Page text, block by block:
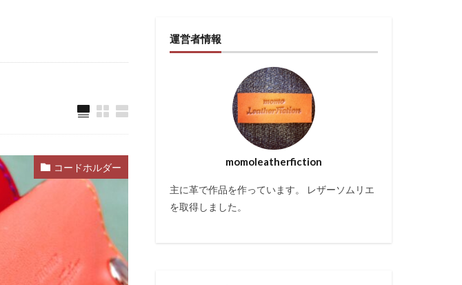
コードホルダー
運営者情報
momoleatherfiction
主に革で作品を作っています。 レザーソムリエ
を取得しました。